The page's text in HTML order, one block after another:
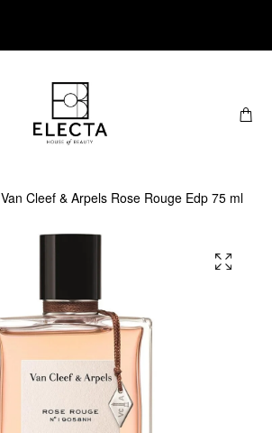
Van Cleef & Arpels Rose Rouge Edp 75 ml